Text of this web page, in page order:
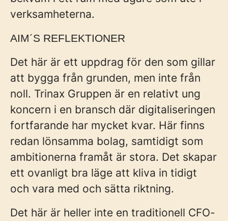
verksamheterna.
AIM´S REFLEKTIONER
Det här är ett uppdrag för den som gillar
att bygga från grunden, men inte från
noll. Trinax Gruppen är en relativt ung
koncern i en bransch där digitaliseringen
fortfarande har mycket kvar. Här finns
redan lönsamma bolag, samtidigt som
ambitionerna framåt är stora. Det skapar
ett ovanligt bra läge att kliva in tidigt
och vara med och sätta riktning.
Det här är heller inte en traditionell CFO-